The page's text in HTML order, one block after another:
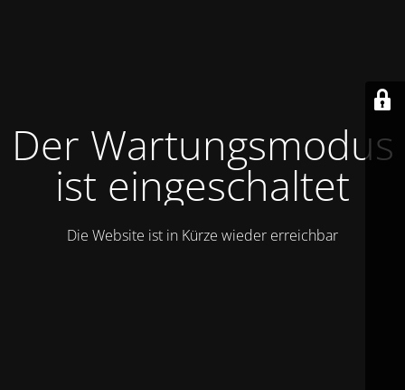
Der Wartungsmodus
ist eingeschaltet
Die Website ist in Kürze wieder erreichbar